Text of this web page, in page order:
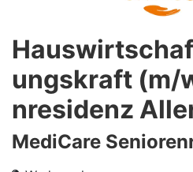
ungskraft (m/
nresidenz
MediCare